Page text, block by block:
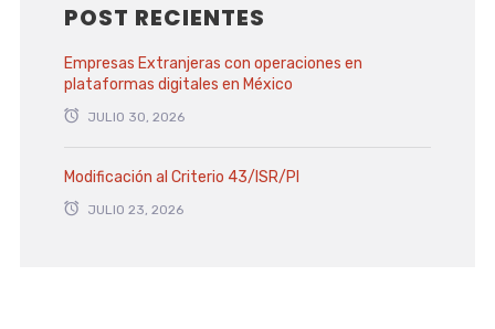
POST RECIENTES
Empresas Extranjeras con operaciones en
plataformas digitales en México
JULIO 30, 2026
Modificación al Criterio 43/ISR/PI
JULIO 23, 2026